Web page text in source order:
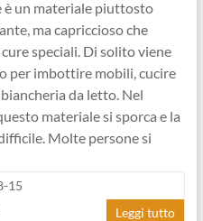
è un materiale piuttosto
ma capriccioso che
speciali. Di solito viene
per imbottire mobili, cucire
da letto. Nel
materiale si sporca e la
Molte persone si
15
Leggi tutto